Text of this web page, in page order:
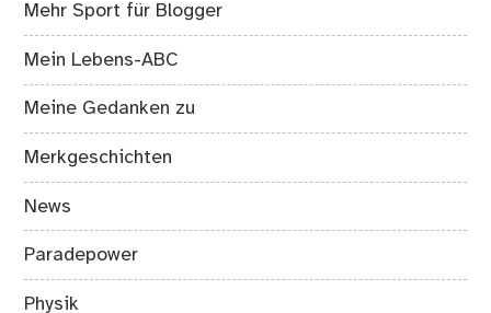
Mehr Sport für Blogger
Mein Lebens-ABC
Meine Gedanken zu
Merkgeschichten
News
Paradepower
Physik